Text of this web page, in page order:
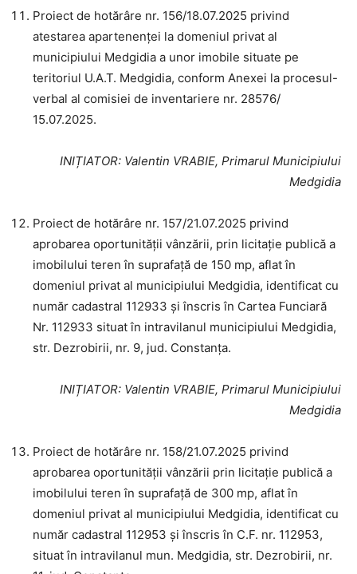
Proiect de hotărâre nr. 156/18.07.2025 privind
atestarea apartenenței la domeniul privat al
municipiului Medgidia a unor imobile situate pe
teritoriul U.A.T. Medgidia, conform Anexei la procesul-
verbal al comisiei de inventariere nr. 28576/
15.07.2025.
INIȚIATOR: Valentin VRABIE, Primarul Municipiului
Medgidia
Proiect de hotărâre nr. 157/21.07.2025 privind
aprobarea oportunității vânzării, prin licitație publică a
imobilului teren în suprafață de 150 mp, aflat în
domeniul privat al municipiului Medgidia, identificat cu
număr cadastral 112933 și înscris în Cartea Funciară
Nr. 112933 situat în intravilanul municipiului Medgidia,
str. Dezrobirii, nr. 9, jud. Constanța.
INIȚIATOR: Valentin VRABIE, Primarul Municipiului
Medgidia
Proiect de hotărâre nr. 158/21.07.2025 privind
aprobarea oportunității vânzării prin licitație publică a
imobilului teren în suprafață de 300 mp, aflat în
domeniul privat al municipiului Medgidia, identificat cu
număr cadastral 112953 și înscris în C.F. nr. 112953,
situat în intravilanul mun. Medgidia, str. Dezrobirii, nr.